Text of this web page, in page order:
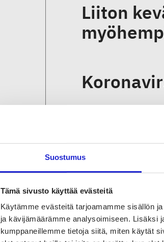
Suostumus
Tämä sivusto käyttää evästeitä
Käytämme evästeitä tarjoamamme sisällön
ja kävijämäärämme analysoimiseen. Lisäksi
kumppaneillemme tietoja siitä, miten käytät
Liiton
Uutta